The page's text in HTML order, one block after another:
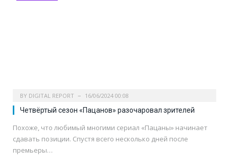
BY DIGITAL REPORT 16/06/2024 00:08
Четвёртый сезон «Пацанов» разочаровал зрителей
Похоже, что любимый многими сериал «Пацаны» начинает
сдавать позиции. Спустя всего несколько дней после
премьеры…